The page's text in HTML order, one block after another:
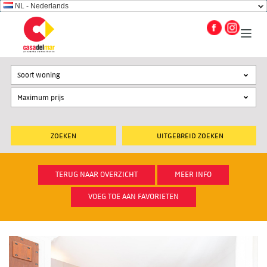
NL - Nederlands
UITGEBREID ZOEKEN
Soort woning
TERUG NAAR OVERZICHT MEER INFO
VOEG TOE AAN FAVORIETEN